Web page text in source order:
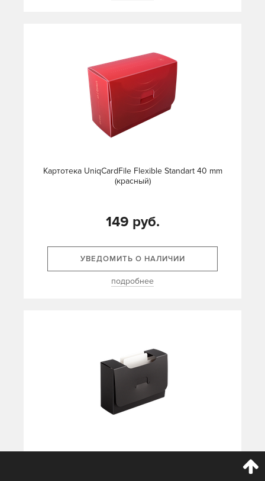
Картотека UniqCardFile Flexible Standart 40 mm
(красный)
149 руб.
УВЕДОМИТЬ О НАЛИЧИИ
подробнее